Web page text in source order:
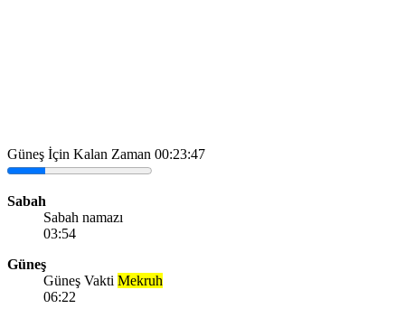
Güneş İçin Kalan Zaman 00:23:47
Sabah
Sabah namazı
03:54
Güneş
Güneş Vakti Mekruh
06:22